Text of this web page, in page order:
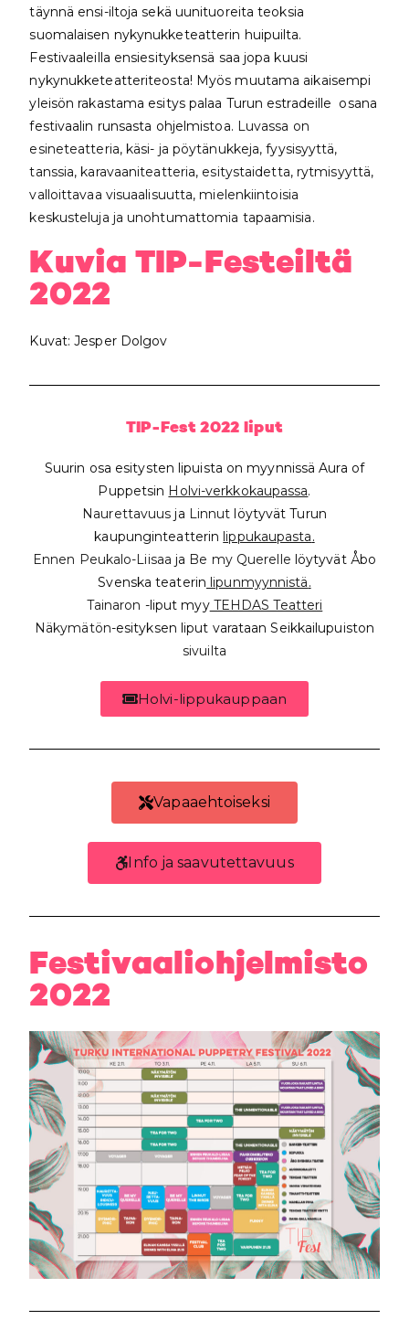
täynnä ensi-iltoja sekä uunituoreita teoksia
suomalaisen nykynukketeatterin huipuilta.
Festivaaleilla ensiesityksensä saa jopa kuusi
nykynukketeatteriteosta! Myös muutama aikaisempi
yleisön rakastama esitys palaa Turun estradeille osana
festivaalin runsasta ohjelmistoa. Luvassa on
esineteatteria, käsi- ja pöytänukkeja, fyysisyyttä,
tanssia, karavaaniteatteria, esitystaidetta, rytmisyyttä,
valloittavaa visuaalisuutta, mielenkiintoisia
keskusteluja ja unohtumattomia tapaamisia.
Kuvia TIP-Festeiltä
2022
Kuvat: Jesper Dolgov
TIP-Fest 2022 liput
Suurin osa esitysten lipuista on myynnissä Aura of
Puppetsin Holvi-verkkokaupassa.
Naurettavuus ja Linnut löytyvät Turun
kaupunginteatterin lippukaupasta.
Ennen Peukalo-Liisaa ja Be my Querelle löytyvät Åbo
Svenska teaterin lipunmyynnistä.
Tainaron -liput myyTEHDAS Teatteri
Näkymätön-esityksen liput varataan Seikkailupuiston
sivuilta
Holvi-lippukauppaan
Vapaaehtoiseksi
Info ja saavutettavuus
Festivaaliohjelmisto
2022